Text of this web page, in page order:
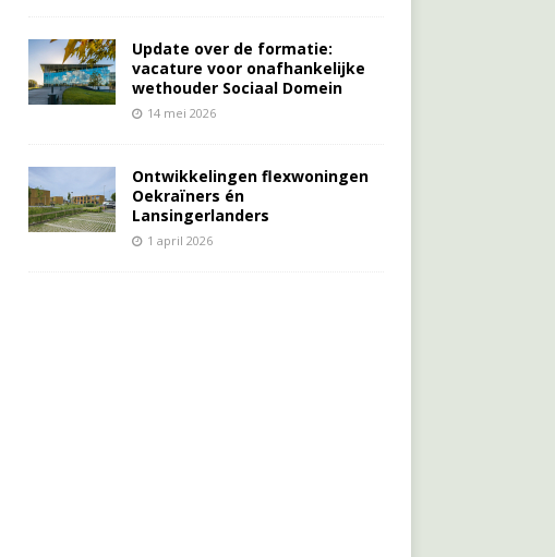
Update over de formatie:
vacature voor onafhankelijke
wethouder Sociaal Domein
14 mei 2026
Ontwikkelingen flexwoningen
Oekraïners én
Lansingerlanders
1 april 2026